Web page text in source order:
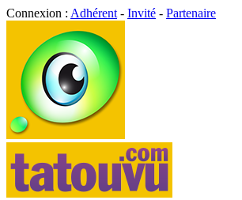
Connexion : Adhérent - Invité - Partenaire